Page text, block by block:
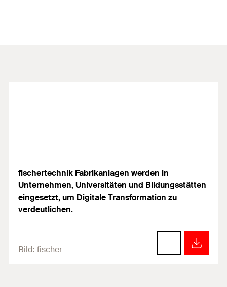
fischertechnik Fabrikanlagen werden in
Unternehmen, Universitäten und Bildungsstätten
eingesetzt, um Digitale Transformation zu
verdeutlichen.
Bild: fischer